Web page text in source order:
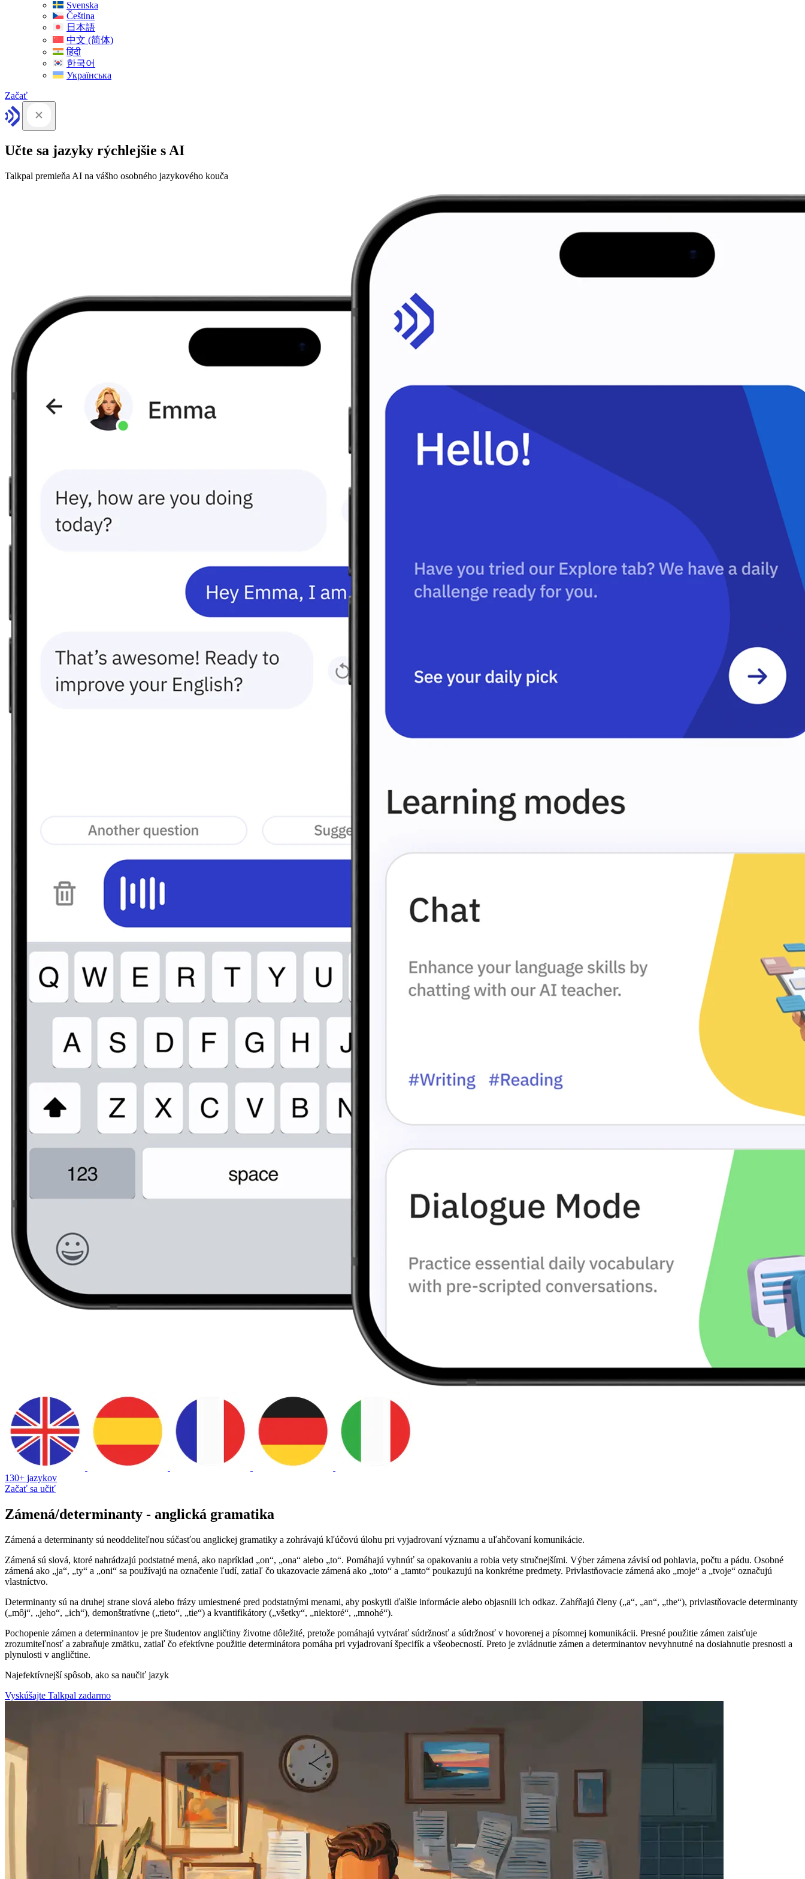
Svenska
Čeština
日本語
中文 (简体)
हिंदी
한국어
Українська
Začať
Učte sa jazyky rýchlejšie s AI
Talkpal premieňa AI na vášho osobného jazykového kouča
130+ jazykov
Začať sa učiť
Zámená/determinanty - anglická gramatika
Zámená a determinanty sú neoddeliteľnou súčasťou anglickej gramatiky a zohrávajú kľúčovú úlohu pri vyjadrovaní významu a uľahčovaní komunikácie.
Zámená sú slová, ktoré nahrádzajú podstatné mená, ako napríklad „on“, „ona“ alebo „to“. Pomáhajú vyhnúť sa opakovaniu a robia vety stručnejšími. Výber zámena závisí od pohlavia, počtu a pádu. Osobné
zámená ako „ja“, „ty“ a „oni“ sa používajú na označenie ľudí, zatiaľ čo ukazovacie zámená ako „toto“ a „tamto“ poukazujú na konkrétne predmety. Privlastňovacie zámená ako „moje“ a „tvoje“ označujú
vlastníctvo.
Determinanty sú na druhej strane slová alebo frázy umiestnené pred podstatnými menami, aby poskytli ďalšie informácie alebo objasnili ich odkaz. Zahŕňajú členy („a“, „an“, „the“), privlastňovacie determinanty
(„môj“, „jeho“, „ich“), demonštratívne („tieto“, „tie“) a kvantifikátory („všetky“, „niektoré“, „mnohé“).
Pochopenie zámen a determinantov je pre študentov angličtiny životne dôležité, pretože pomáhajú vytvárať súdržnosť a súdržnosť v hovorenej a písomnej komunikácii. Presné použitie zámen zaisťuje
zrozumiteľnosť a zabraňuje zmätku, zatiaľ čo efektívne použitie determinátora pomáha pri vyjadrovaní špecifík a všeobecností. Preto je zvládnutie zámen a determinantov nevyhnutné na dosiahnutie presnosti a
plynulosti v angličtine.
Najefektívnejší spôsob, ako sa naučiť jazyk
Vyskúšajte Talkpal zadarmo